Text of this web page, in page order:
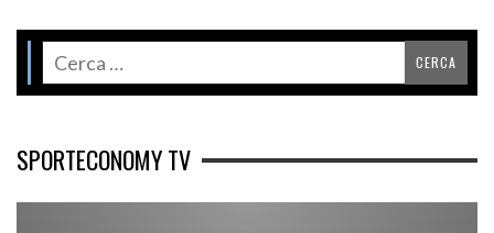
SPORTECONOMY TV